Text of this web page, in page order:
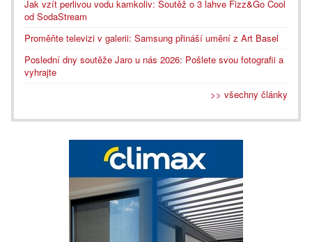
Jak vzít perlivou vodu kamkoliv: Soutěž o 3 lahve Fizz&Go Cool
od SodaStream
Proměňte televizi v galerii: Samsung přináší umění z Art Basel
Poslední dny soutěže Jaro u nás 2026: Pošlete svou fotografii a
vyhrajte
>> všechny články